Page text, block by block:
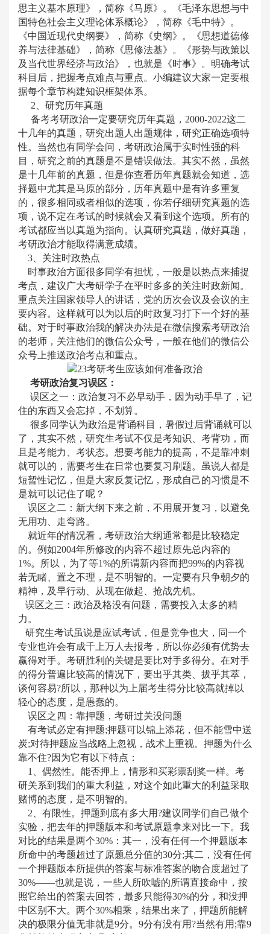
思主义基本原理》，简称《马原》。《毛泽东思想与中
国特色社会主义理论体系概论》，简称《毛中特》。
《中国近现代史纲要》，简称《史纲》。《思想道德修
养与法律基础》，简称《思修法基》。《形势与政策以
及当代世界经济与政治》，也就是《时事》。明确考试
科目后，把握考点难点与重点。小编建议大家一定要根
据每个章节构建知识框架体系。
2、研究历年真题
备考考研政治一定要研究历年真题， 2000-2022这二
十几年的真题，研究出题人出题规律，研究正确选项特
性。当然也有同学会问，考研政治属于实时性强的科
目，研究之前的真题是不是错误做法。其实不然，虽然
是十几年前的真题，但是你查看历年真题就会知道，选
择题中尤其是马原的部分，历年真题中是有许多重复
的，很多相同或者相似的选项，你若仔细研究真题的选
项，说不定在考试的时候就会又看到这个选项。所有的
考试都应当以真题为指向。认真研究真题，做好真题，
考研政治才能取得满意成绩。
3、关注时政热点
时事政治方面很多同学有担忧，一般是以热点来捕捉
考点，建议广大考研学子在平时多多的关注时政新闻。
重点关注国家领导人的讲话，党的历次会议及会议的主
要内容。这样就可以为以后的时政复习打下一个好的基
础。对于时事政治我的解决办法是在微信搜索考研政治
的老师，关注他们的微信公众号，一般在他们的微信公
众号上推送政治考点和重点。
考研政治复习误区：
误区之一：政治复习不必早动手，因为动手早了，记
住的东西又会忘掉，不划算。
很多同学认为政治是背诵科目，暑假过后背诵就可以
了，其实不然，研究生考试不仅是考知识、考背功，而
且是考能力、考状态。想要考能力的提高，不是靠冲刺
就可以的，需要考生在日常也要复习刷题。虽说人都是
短暂性记忆，但是大家反复记忆，形成自己的习惯是不
是就可以记住了呢？
误区之二：新大纲下来之前，不用展开复习，以避免
无用功、走弯路。
就近年的情况看，考研政治大纲通常都是比较稳定
的。例如2004年所修改的内容不超过原先总内容的
1%。所以，为了等1%的所谓新内容而把99%的内容视
若无睹、置之不理，是不明智的。一定要有只争朝夕的
精神，及早行动、从现在做起、抢战先机。
误区之三：政治及格没有问题，需要投入太多的精
力。
研究生考试虽说是应试考试，但是竞争也大，同一个
专业也许会有成千上万人去报考，所以你必须有优势去
赢得对手。 考研胜利的关键是要比对手多得分。在对手
的得分普遍比较高的情况下，要出乎其类、拔乎其萃，
谈何容易?所以，那种以为上届考生得分比较高就掉以
轻心的态度，是愚蠢的。
误区之四：靠押题，考研过关没问题
有考试必定有押题;押题可以锦上添花，但不能雪中送
炭;对待押题应当战略上忽视，战术上重视。押题为什么
靠不住?因为它有以下特点：
1、偶然性。能否押上，情形和买彩票刮奖一样。考
研关系到我们的重大利益，对这个如此重大的利益采取
赌博的态度，是不明智的。
2、有限性。押题到底有多大用?建议同学们自己做个
实验，把去年的押题版本和考试原题拿来对比一下。我
对比的结果是两个30%：其一，没有任何一个押题版本
所命中的考题超过了原题总分值的30分;其二，没有任何
一个押题版本所提供的答案与标准答案的吻合度超过了
30%——也就是说，一些人所吹嘘的所谓直接命中，按
照它给出的答案去回答，最多只能得30%的分，和没押
中区别不大。两个30%相乘，结果出来了，押题所能解
决的极限分值无非就是9分。9分有没有用?当然有用;靠9